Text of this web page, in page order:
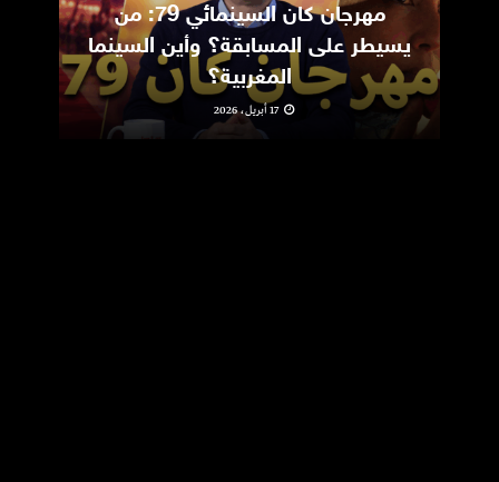
مهرجان كان السينمائي 79: من
يسيطر على المسابقة؟ وأين السينما
المغربية؟
17 أبريل، 2026